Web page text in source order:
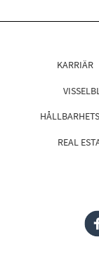
KARRIÄR
REAL